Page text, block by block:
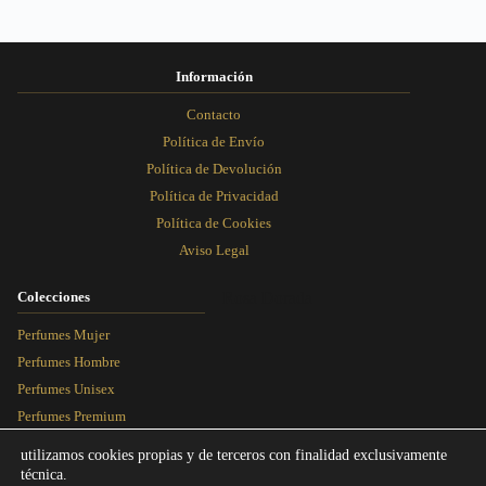
producto
producto
producto
producto
Información
Contacto
Política de Envío
Política de Devolución
Política de Privacidad
Política de Cookies
Aviso Legal
Colecciones
Perfumes Mujer
Perfumes Hombre
Perfumes Unisex
Perfumes Premium
utilizamos cookies propias y de terceros con finalidad exclusivamente
técnica.